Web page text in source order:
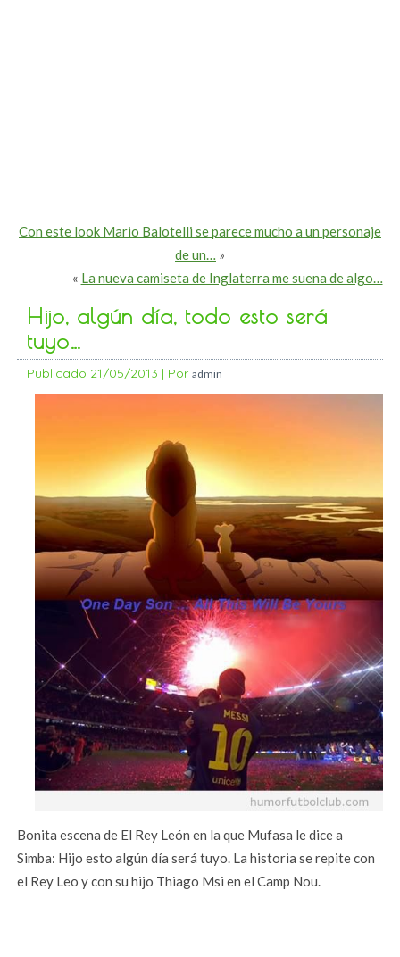
Con este look Mario Balotelli se parece mucho a un personaje
de un… »
« La nueva camiseta de Inglaterra me suena de algo…
Hijo, algún día, todo esto será
tuyo…
Publicado 21/05/2013 | Por admin
Bonita escena de El Rey León en la que Mufasa le dice a
Simba: Hijo esto algún día será tuyo. La historia se repite con
el Rey Leo y con su hijo Thiago Msi en el Camp Nou.